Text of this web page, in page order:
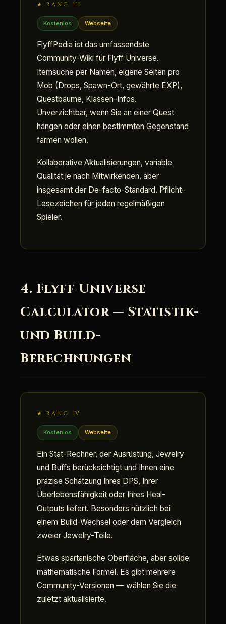
★ RANG III
Kostenlos Webseite
FlyffPedia ist das umfassendste
Community-Wiki für Flyff Universe.
Itemsuche per Namen, eigene Seiten pro
Mob (Drops, Spawn-Ort, gewährte EXP),
Questbäume, Klassen-Infos.
Unverzichtbar, wenn Sie an einer Quest
hängen oder einen bestimmten Gegenstand
farmen wollen.
Kollaborative Aktualisierungen, variable
Qualität je nach Mitwirkenden, aber
insgesamt der De-facto-Standard. Pflicht-
Lesezeichen für jeden regelmäßigen
Spieler.
4. Flyff Universe
Calculator — Statistik-
und Build-
Berechnungen
★ RANG IV
Kostenlos Webseite
Ein Stat-Rechner, der Ausrüstung, Jewelry
und Buffs berücksichtigt und Ihnen eine
präzise Schätzung Ihres DPS, Ihrer
Überlebensfähigkeit oder Ihres Heal-
Outputs liefert. Besonders nützlich bei
einem Build-Wechsel oder dem Vergleich
zweier Jewelry-Teile.
Etwas spartanische Oberfläche, aber solide
mathematische Formel. Es gibt mehrere
Community-Versionen — wählen Sie die
zuletzt aktualisierte.